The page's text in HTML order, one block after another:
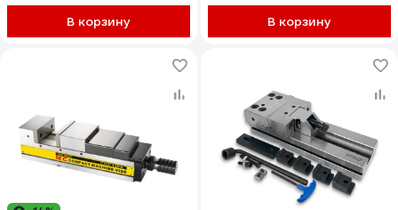
В корзину В корзину